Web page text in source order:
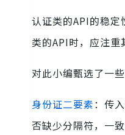
认证类的API的稳
类的API时，应注重
对此小编甄选了一
身份证二要素：传
否缺少分隔符，一